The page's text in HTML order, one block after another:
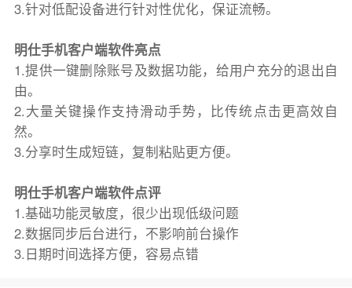
3.针对低配设备进行针对性优化，保证流畅。
明仕手机客户端软件亮点
1.提供一键删除账号及数据功能，给用户充分的退出自
由。
2.大量关键操作支持滑动手势，比传统点击更高效自
然。
3.分享时生成短链，复制粘贴更方便。
明仕手机客户端软件点评
1.基础功能灵敏度，很少出现低级问题
2.数据同步后台进行，不影响前台操作
3.日期时间选择方便，容易点错